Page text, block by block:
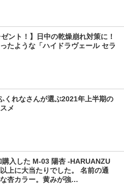
ゼント！】日中の乾燥崩れ対策に！
たような「ハイドラヴェール セラ
くれなさんが選ぶ2021年上半期の
メ
購入した M-03 陽杏 -HARUANZU
上に大当たりでした。 名前の通
杏カラー。黄みが強…